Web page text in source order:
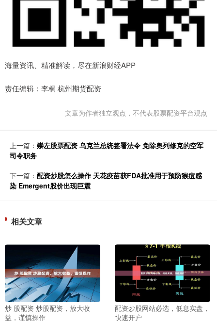
海量资讯、精准解读，尽在新浪财经APP
责任编辑：李桐 杭州期货配资
文章为作者独立观点，不代表股票配资平台观点
上一篇： 崇左股票配资 乌克兰总统签署法令 免除奥列修克的空军
司令职务
下一篇： 配资炒股怎么操作 天花疫苗获FDA批准用于预防猴痘感
染 Emergent股价出现巨震
相关文章
炒 股配资 炒股配资，放大收
益，谨慎操作
配资炒股网站必选，低息实盘，
快速开户